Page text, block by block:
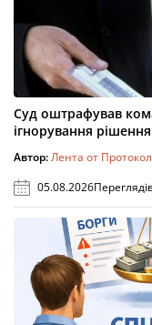
Суд оштрафував
ігнорування
Автор:Лента от
05.08.2026